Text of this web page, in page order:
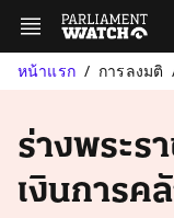
หน้าแรก การลงมติ
ร่างพระ
เงินการค